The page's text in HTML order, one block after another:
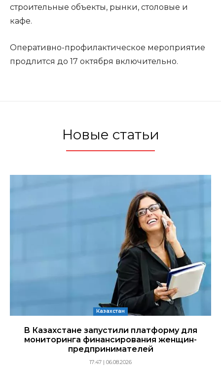
строительные объекты, рынки, столовые и
кафе.
Оперативно-профилактическое мероприятие
продлится до 17 октября включительно.
Новые статьи
Казахстан
В Казахстане запустили платформу для
мониторинга финансирования женщин-
предпринимателей
17:47 | 06.08.2026